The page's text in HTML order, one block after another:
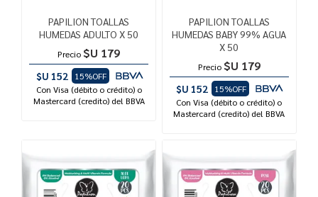
PAPILION TOALLAS
HUMEDAS ADULTO X 50
Precio $U 179
$U 152
15%OFF
Con Visa (débito o crédito) o
Mastercard (credito) del BBVA
PAPILION TOALLAS
HUMEDAS BABY 99% AGUA
X 50
Precio $U 179
$U 152
15%OFF
Con Visa (débito o crédito) o
Mastercard (credito) del BBVA